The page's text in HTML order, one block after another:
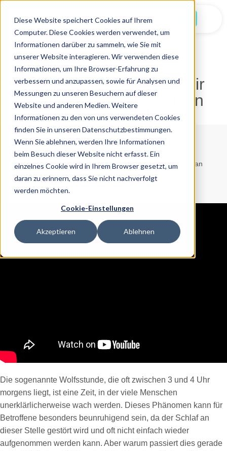
Diese Website speichert Cookies auf Ihrem
Computer. Diese Cookies werden verwendet, um
Informationen darüber zu sammeln, wie Sie mit
unserer Website interagieren. Wir verwenden diese
Informationen, um Ihre Browser-Erfahrung zu
verbessern und anzupassen, sowie für Analysen und
Messungen zu unseren Besuchern auf dieser
Website und anderen Medien. Weitere
Informationen zu den von uns verwendeten Cookies
finden Sie in unseren Datenschutzbestimmungen.
Wenn Sie ablehnen, werden Ihre Informationen
beim Besuch dieser Website nicht erfasst. Ein
einzelnes Cookie wird in Ihrem Browser gesetzt, um
daran zu erinnern, dass Sie nicht nachverfolgt
werden möchten.
Cookie-Einstellungen
Akzeptieren Ablehnen
16.07.2025
Die Wolfsstunde: Warum wir
um 3 Uhr nachts aufwachen
und was dagegen hilft
Hinweis:Die Informationen in diesem Artikel sind nur für
Bildungszwecke gedacht und sollen keine professionelle
medizinische Beratung ersetzen. Wenden Sie sich immer an
Ihren Arzt oder Ihre Ärztin, bevor Sie neue Behandlungen
ausprobieren.
Die sogenannte Wolfsstunde, die oft zwischen 3 und 4 Uhr
morgens liegt, ist eine Zeit, in der viele Menschen
unerklärlicherweise wach werden. Dieses Phänomen kann für
Betroffene besonders beunruhigend sein, da der Schlaf an
dieser Stelle gestört wird und oft nicht einfach wieder
aufgenommen werden kann. Aber warum passiert dies gerade